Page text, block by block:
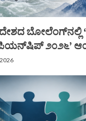
ಬೋಲೆಂಗ್‌ನಲ್ಲಿ
೨೦೨೬’